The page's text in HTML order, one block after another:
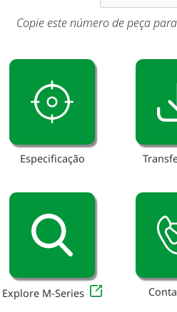
Copie este número de peça
Especificação
Explore M-Series